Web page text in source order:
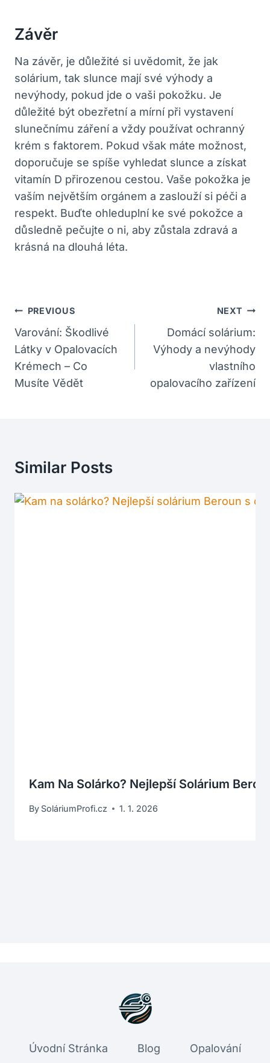
Závěr
Na závěr, je důležité si uvědomit, že jak
solárium, tak slunce mají své výhody a
nevýhody, pokud jde o vaši pokožku. Je
důležité být obezřetní a mírní při vystavení
slunečnímu záření a vždy používat ochranný
krém s faktorem. Pokud však máte možnost,
doporučuje se spíše vyhledat slunce a získat
vitamín D přirozenou cestou. Vaše pokožka je
vaším největším orgánem a zaslouží si péči a
respekt. Buďte ohleduplní ke své pokožce a
důsledně pečujte o ni, aby zůstala zdravá a
krásná na dlouhá léta.
Navigace
Pro
Příspěvek
PREVIOUS
Varování: Škodlivé
Látky v Opalovacích
Krémech – Co
Musíte Vědět
NEXT
Domácí solárium:
Výhody a nevýhody
vlastního
opalovacího zařízení
Similar Posts
Kam Na Solárko? Nejlepší Solárium
By SoláriumProfi.cz 1. 1. 2026
Úvodní Stránka Blog Opalování